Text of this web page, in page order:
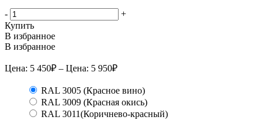
-
+
Купить
В избранное
В избранное
Цена: 5 450₽ – Цена: 5 950₽
RAL 3005 (Красное вино)
RAL 3009 (Красная окись)
RAL 3011(Коричнево-красный)